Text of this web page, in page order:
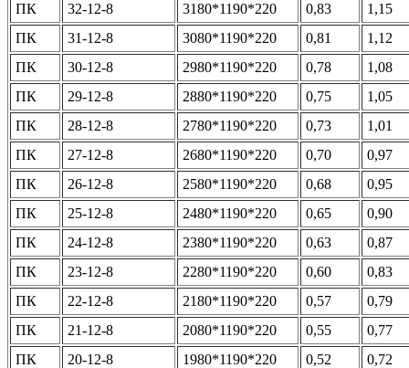
ПК
32-12-8 3180*1190*220 0,83
1,15
ПК
31-12-8 3080*1190*220 0,81
1,12
ПК
30-12-8 2980*1190*220 0,78
1,08
ПК
29-12-8 2880*1190*220 0,75
1,05
ПК
28-12-8 2780*1190*220 0,73
1,01
ПК
27-12-8 2680*1190*220 0,70
0,97
ПК
26-12-8 2580*1190*220 0,68
0,95
ПК
25-12-8 2480*1190*220 0,65
0,90
ПК
24-12-8 2380*1190*220 0,63
0,87
ПК
23-12-8 2280*1190*220 0,60
0,83
ПК
22-12-8 2180*1190*220 0,57
0,79
ПК
21-12-8 2080*1190*220 0,55
0,77
ПК
20-12-8 1980*1190*220 0,52
0,72